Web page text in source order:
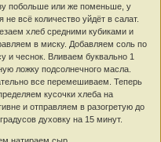
побольше или же поменьше, у
не всё количество уйдёт в салат.
хлеб средними кубиками и
в миску. Добавляем соль по
и чеснок. Вливаем буквально 1
ложку подсолнечного масла.
все перемешиваем. Теперь
кусочки хлеба на
и отправляем в разогретую до
духовку на 15 минут.